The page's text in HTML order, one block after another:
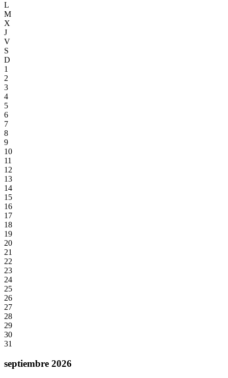
L
M
X
J
V
S
D
1
2
3
4
5
6
7
8
9
10
11
12
13
14
15
16
17
18
19
20
21
22
23
24
25
26
27
28
29
30
31
septiembre 2026